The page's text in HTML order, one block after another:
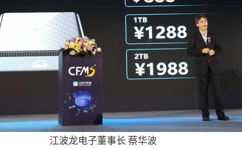
江波龙电子董事长 蔡华波